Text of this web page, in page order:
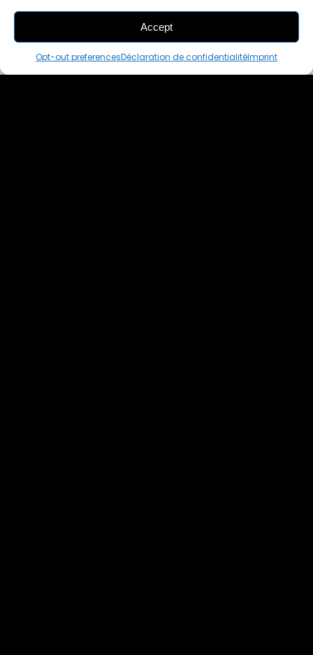
Accept
Opt-out preferencesDéclaration de confidentialitéImprint
THIS PAIR IS
ALREADY SOLD OUT